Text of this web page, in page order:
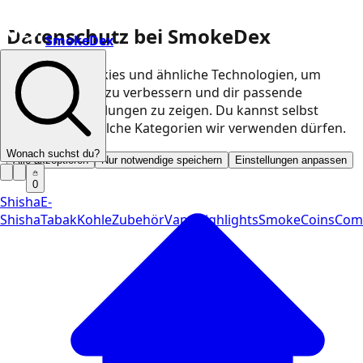
Datenschutz bei SmokeDex
Wir nutzen Cookies und ähnliche Technologien, um
unsere Website zu verbessern und dir passende
Produktempfehlungen zu zeigen. Du kannst selbst
entscheiden, welche Kategorien wir verwenden dürfen.
Alle akzeptieren Nur notwendige speichern Einstellungen anpassen
SmokeDex
Wonach suchst du?
0
ShishaE-
ShishaTabakKohleZubehörVapeHighlightsSmokeCoins